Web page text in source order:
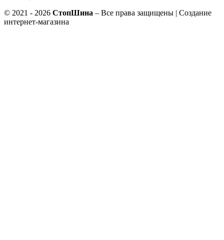
© 2021 - 2026 СтопШина – Все права защищены | Создание
интернет-магазина